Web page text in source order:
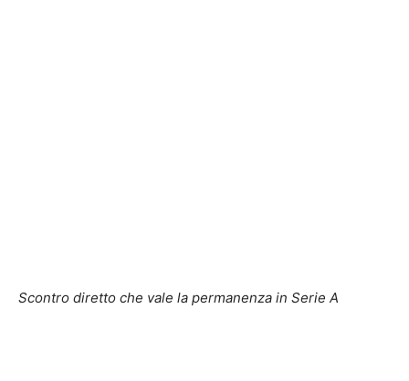
Scontro diretto che vale la permanenza in Serie A